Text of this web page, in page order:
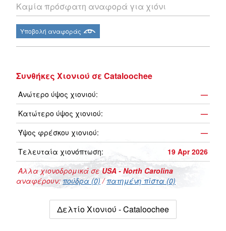
Καμία πρόσφατη αναφορά για χιόνι
Υποβολή αναφοράς
Συνθήκες Χιονιού σε Cataloochee
Ανώτερο ύψος χιονιού:
—
Κατώτερο ύψος χιονιού:
—
Ύψος φρέσκου χιονιού:
—
Τελευταία χιονόπτωση:
19 Apr 2026
Αλλα χιονοδρομικά σεUSA - North Carolina
αναφέρουν:πούδρα (0)/πατημένη πίστα (0)
Δελτίο Χιονιού - Cataloochee